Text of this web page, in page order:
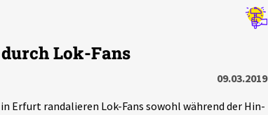
Lok-Fans
09.03.2019
in Erfurt randalieren Lok-Fans sowohl während der Hin-